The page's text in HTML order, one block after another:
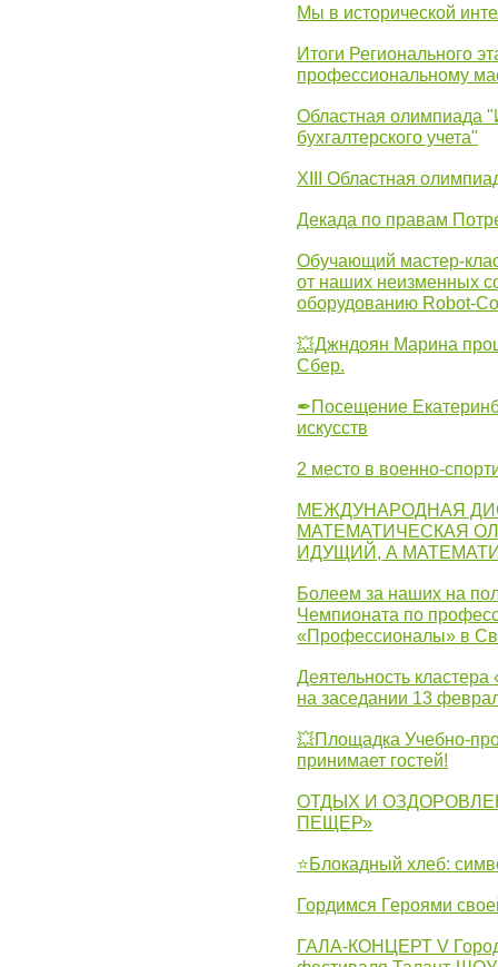
Мы в исторической
Итоги Регионального
профессиональному
Областная олимпиада
бухгалтерского учета"
XIII Областная
Декада по правам
Обучающий мастер-
от наших неизменных
оборудованию Robot-
💥Джндоян Марина
Сбер.
✒Посещение
искусств
2 место в военно-
МЕЖДУНАРОДНАЯ
МАТЕМАТИЧЕСКАЯ
ИДУЩИЙ, А
Болеем за наших на
Чемпионата по
«Профессионалы» в
Деятельность
на заседании 13
💥Площадка Учебно-
принимает гостей!
ОТДЫХ И
ПЕЩЕР»
⭐Блокадный хлеб:
Гордимся Героями
ГАЛА-КОНЦЕРТ V